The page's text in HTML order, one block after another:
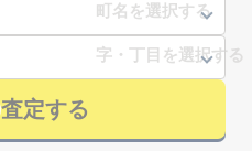
査定する